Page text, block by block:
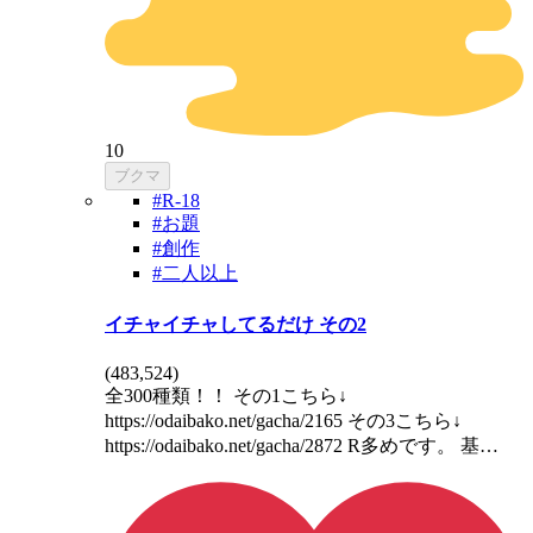
10
ブクマ
#R-18
#お題
#創作
#二人以上
イチャイチャしてるだけ その2
(483,524)
全300種類！！ その1こちら↓
https://odaibako.net/gacha/2165 その3こちら↓
https://odaibako.net/gacha/2872 R多めです。 基…